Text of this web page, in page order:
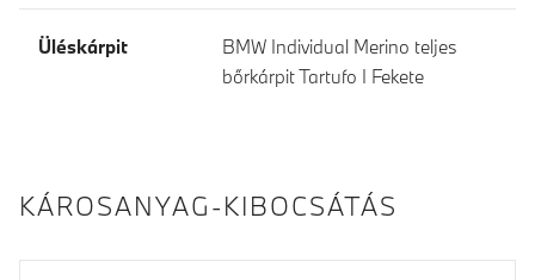
Üléskárpit
BMW Individual Merino teljes
bőrkárpit Tartufo I Fekete
KÁROSANYAG-KIBOCSÁTÁS